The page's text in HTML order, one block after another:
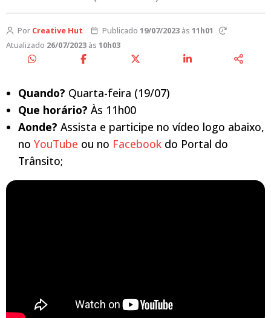
Por Creative Hut Publicado 19/07/2023às 11h01
Atualizado 26/07/2023 às 10h03
Quando? Quarta-feira (19/07)
Que horário? Às 11h00
Aonde? Assista e participe no vídeo logo abaixo,
no YouTube ou no Facebook do Portal do
Trânsito;